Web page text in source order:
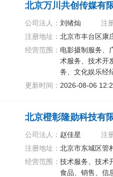
北京万川共创传媒有
公司法人： 刘绪灿 注
注册地址： 北京市丰台区康
经营范围： 电影摄制服务、
术服务、技术开
务、文化娱乐经
应用服务、专业
更新时间： 2026-08-06
北京橙彰隆勋科技有
公司法人： 赵佳星 注
注册地址： 北京市东城区管
经营范围： 技术服务、技术
食品、销售、信